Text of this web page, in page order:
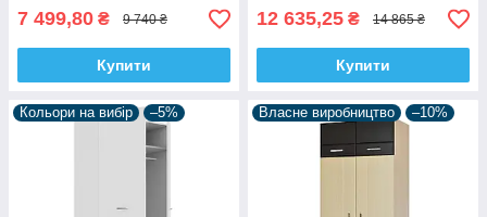
7 499,80 ₴ 9 740 ₴
Купити
12 635,25 ₴ 14 865 ₴
Купити
Кольори на вибір –5% Власне виробництво –10%